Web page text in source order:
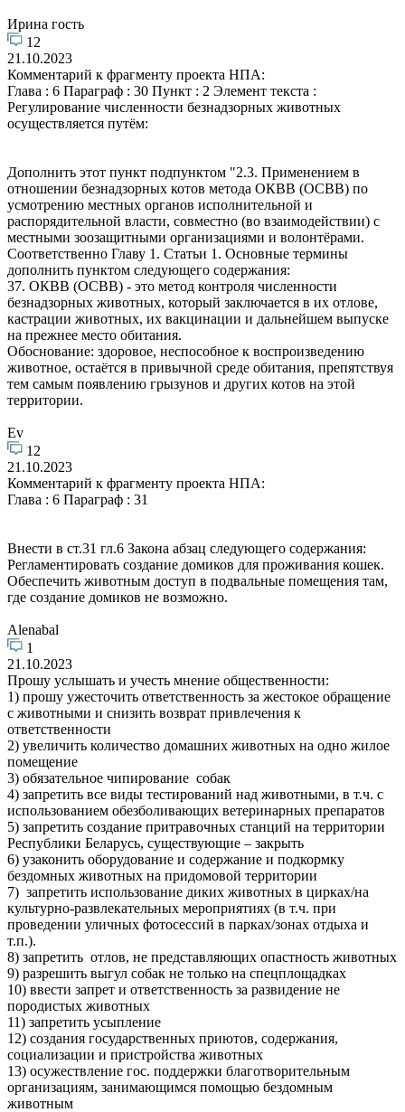
Ирина гость
12
21.10.2023
Комментарий к фрагменту проекта НПА:
Глава : 6 Параграф : 30 Пункт : 2 Элемент текста :
Регулирование численности безнадзорных животных
осуществляется путём:
Дополнить этот пункт подпунктом "2.3. Применением в
отношении безнадзорных котов метода ОКВВ (ОСВВ) по
усмотрению местных органов исполнительной и
распорядительной власти, совместно (во взаимодействии) с
местными зоозащитными организациями и волонтёрами.
Соответственно Главу 1. Статьи 1. Основные термины
дополнить пунктом следующего содержания:
37. ОКВВ (ОСВВ) - это метод контроля численности
безнадзорных животных, который заключается в их отлове,
кастрации животных, их вакцинации и дальнейшем выпуске
на прежнее место обитания.
Обоснование: здоровое, неспособное к воспроизведению
животное, остаётся в привычной среде обитания, препятствуя
тем самым появлению грызунов и других котов на этой
территории.
Ev
12
21.10.2023
Комментарий к фрагменту проекта НПА:
Глава : 6 Параграф : 31
Внести в ст.31 гл.6 Закона абзац следующего содержания:
Регламентировать создание домиков для проживания кошек.
Обеспечить животным доступ в подвальные помещения там,
где создание домиков не возможно.
Alenabal
1
21.10.2023
Прошу услышать и учесть мнение общественности:
1) прошу ужесточить ответственность за жестокое обращение
с животными и снизить возврат привлечения к
ответственности
2) увеличить количество домашних животных на одно жилое
помещение
3) обязательное чипирование собак
4) запретить все виды тестирований над животными, в т.ч. с
использованием обезболивающих ветеринарных препаратов
5) запретить создание притравочных станций на территории
Республики Беларусь, существующие – закрыть
6) узаконить оборудование и содержание и подкормку
бездомных животных на придомовой территории
7) запретить использование диких животных в цирках/на
культурно-развлекательных мероприятиях (в т.ч. при
проведении уличных фотосессий в парках/зонах отдыха и
т.п.).
8) запретить отлов, не представляющих опастность животных
9) разрешить выгул собак не только на спецплощадках
10) ввести запрет и ответственность за развидение не
породистых животных
11) запретить усыпление
12) создания государственных приютов, содержания,
социализации и пристройства животных
13) осужествление гос. поддержки благотворительным
организациям, занимающимся помощью бездомным
животным